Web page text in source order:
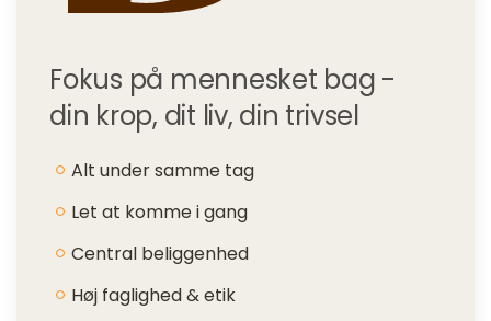
Fokus på mennesket bag -
din krop, dit liv, din trivsel
Alt under samme tag
Let at komme i gang
Central beliggenhed
Høj faglighed & etik